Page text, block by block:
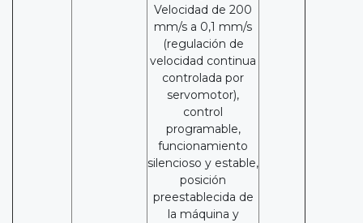
Velocidad de 200
mm/s a 0,1 mm/s
(regulación de
velocidad continua
controlada por
servomotor),
control
programable,
funcionamiento
silencioso y estable,
posición
preestablecida de
la máquina y